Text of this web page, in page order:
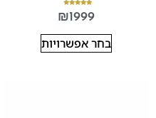
5.00
מתוך 5 ₪1999
בחר אפשרויות